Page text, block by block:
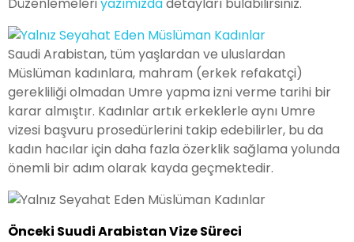
Düzenlemeleriyazımızdadetayları bulabilirsiniz.
Saudi Arabistan, tüm yaşlardan ve uluslardan
Müslüman kadınlara, mahram (erkek refakatçi)
gerekliliği olmadan Umre yapma izni verme tarihi bir
karar almıştır. Kadınlar artık erkeklerle aynı Umre
vizesi başvuru prosedürlerini takip edebilirler, bu da
kadın hacılar için daha fazla özerklik sağlama yolunda
önemli bir adım olarak kayda geçmektedir.
Önceki Suudi Arabistan Vize Süreci